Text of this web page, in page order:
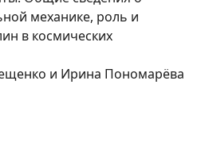
механике, роль и
в космических
и Ирина Пономарёва